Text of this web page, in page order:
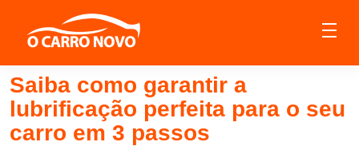
Saiba como garantir a
lubrificação perfeita para o seu
carro em 3 passos